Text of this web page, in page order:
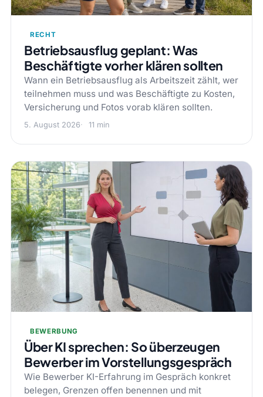
RECHT
Betriebsausflug geplant: Was
Beschäftigte vorher klären sollten
Wann ein Betriebsausflug als Arbeitszeit zählt, wer
teilnehmen muss und was Beschäftigte zu Kosten,
Versicherung und Fotos vorab klären sollten.
5. August 2026 11 min
BEWERBUNG
Über KI sprechen: So überzeugen
Bewerber im Vorstellungsgespräch
Wie Bewerber KI-Erfahrung im Gespräch konkret
belegen, Grenzen offen benennen und mit